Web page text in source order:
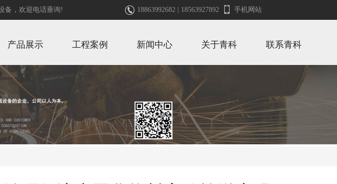
备 ，欢迎电话垂询! 18863992682 | 18563927892 手机网站
产品展示 工程案例 新闻中心 关于青科 联系青科